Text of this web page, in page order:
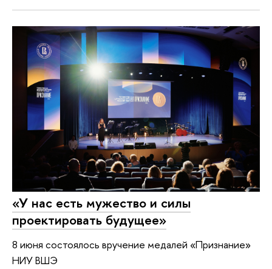
«У нас есть мужество и силы
проектировать будущее»
8 июня состоялось вручение медалей «Признание»
НИУ ВШЭ